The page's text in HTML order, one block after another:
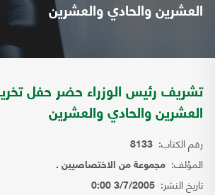
العشرين والحادي والعشرين
تشريف رئيس الوزراء حضر حفل
العشرين والحادي والعشرين
رقم الكتاب: 8133
المؤلف: مجموعة من الاختصاصيين .
تاريخ النشر: 3/7/2005 0:00